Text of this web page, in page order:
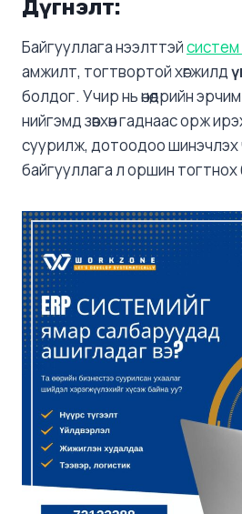
Дүгнэлт:
Байгууллага нээлттэйсистем
амжилт, тогтвортой хөгжилд
болдог. Учир нь өнөөдрийн
нийгэмд зөвхөн гаднаас орж
суурилж, дотоодоо шинэчлэх
байгууллага л оршин